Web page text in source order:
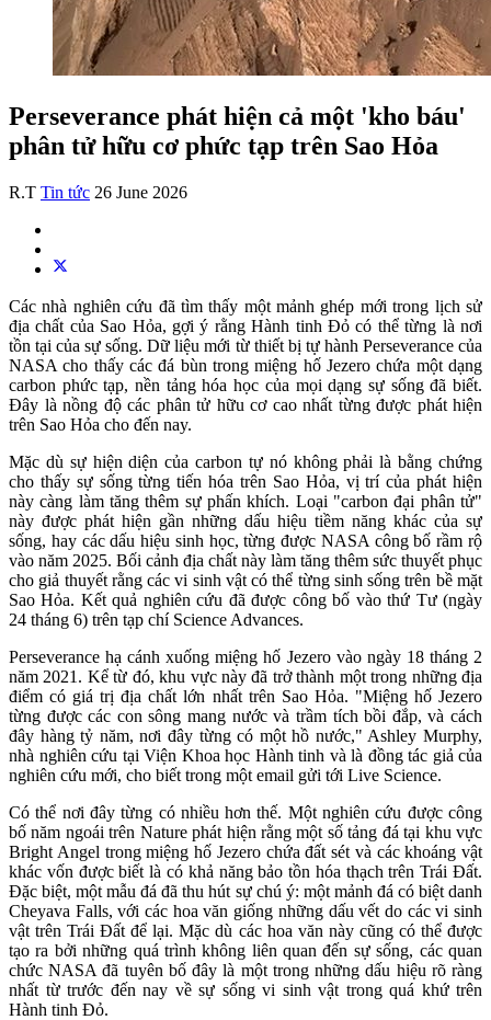
Perseverance phát hiện cả một 'kho báu'
phân tử hữu cơ phức tạp trên Sao Hỏa
R.T Tin tức 26 June 2026
Các nhà nghiên cứu đã tìm thấy một mảnh ghép mới trong lịch sử
địa chất của Sao Hỏa, gợi ý rằng Hành tinh Đỏ có thể từng là nơi
tồn tại của sự sống. Dữ liệu mới từ thiết bị tự hành Perseverance của
NASA cho thấy các đá bùn trong miệng hố Jezero chứa một dạng
carbon phức tạp, nền tảng hóa học của mọi dạng sự sống đã biết.
Đây là nồng độ các phân tử hữu cơ cao nhất từng được phát hiện
trên Sao Hỏa cho đến nay.
Mặc dù sự hiện diện của carbon tự nó không phải là bằng chứng
cho thấy sự sống từng tiến hóa trên Sao Hỏa, vị trí của phát hiện
này càng làm tăng thêm sự phấn khích. Loại "carbon đại phân tử"
này được phát hiện gần những dấu hiệu tiềm năng khác của sự
sống, hay các dấu hiệu sinh học, từng được NASA công bố rầm rộ
vào năm 2025. Bối cảnh địa chất này làm tăng thêm sức thuyết phục
cho giả thuyết rằng các vi sinh vật có thể từng sinh sống trên bề mặt
Sao Hỏa. Kết quả nghiên cứu đã được công bố vào thứ Tư (ngày
24 tháng 6) trên tạp chí Science Advances.
Perseverance hạ cánh xuống miệng hố Jezero vào ngày 18 tháng 2
năm 2021. Kể từ đó, khu vực này đã trở thành một trong những địa
điểm có giá trị địa chất lớn nhất trên Sao Hỏa. "Miệng hố Jezero
từng được các con sông mang nước và trầm tích bồi đắp, và cách
đây hàng tỷ năm, nơi đây từng có một hồ nước," Ashley Murphy,
nhà nghiên cứu tại Viện Khoa học Hành tinh và là đồng tác giả của
nghiên cứu mới, cho biết trong một email gửi tới Live Science.
Có thể nơi đây từng có nhiều hơn thế. Một nghiên cứu được công
bố năm ngoái trên Nature phát hiện rằng một số tảng đá tại khu vực
Bright Angel trong miệng hố Jezero chứa đất sét và các khoáng vật
khác vốn được biết là có khả năng bảo tồn hóa thạch trên Trái Đất.
Đặc biệt, một mẫu đá đã thu hút sự chú ý: một mảnh đá có biệt danh
Cheyava Falls, với các hoa văn giống những dấu vết do các vi sinh
vật trên Trái Đất để lại. Mặc dù các hoa văn này cũng có thể được
tạo ra bởi những quá trình không liên quan đến sự sống, các quan
chức NASA đã tuyên bố đây là một trong những dấu hiệu rõ ràng
nhất từ trước đến nay về sự sống vi sinh vật trong quá khứ trên
Hành tinh Đỏ.